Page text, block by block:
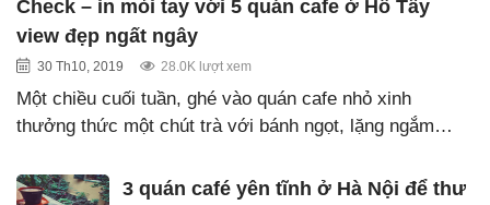
Check – in mỏi tay với 5 quán cafe ở Hồ Tây
view đẹp ngất ngây
30 Th10, 2019 28.0K lượt xem
Một chiều cuối tuần, ghé vào quán cafe nhỏ xinh
thưởng thức một chút trà với bánh ngọt, lặng ngắm…
3 quán café yên tĩnh ở Hà Nội để thư